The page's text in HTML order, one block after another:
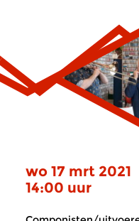
wo 17 mrt 2021
14:00 uur